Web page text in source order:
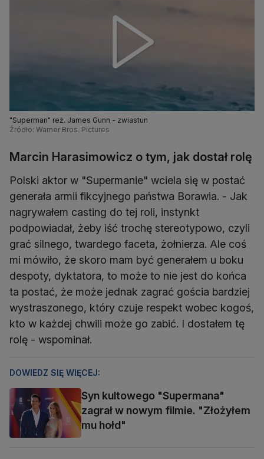
"Superman" reż. James Gunn - zwiastun
Źródło: Warner Bros. Pictures
Marcin Harasimowicz o tym, jak dostał rolę
Polski aktor w "Supermanie" wciela się w postać
generała armii fikcyjnego państwa Borawia. - Jak
nagrywałem casting do tej roli, instynkt
podpowiadał, żeby iść trochę stereotypowo, czyli
grać silnego, twardego faceta, żołnierza. Ale coś
mi mówiło, że skoro mam być generałem u boku
despoty, dyktatora, to może to nie jest do końca
ta postać, że może jednak zagrać gościa bardziej
wystraszonego, który czuje respekt wobec kogoś,
kto w każdej chwili może go zabić. I dostałem tę
rolę - wspominał.
DOWIEDZ SIĘ WIĘCEJ:
Syn kultowego "Supermana"
zagrał w nowym filmie. "Złożyłem
mu hołd"